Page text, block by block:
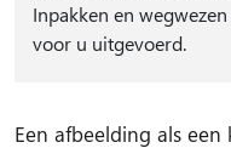
Inpakken en
voor u uitgevoerd.
Een afbeelding als